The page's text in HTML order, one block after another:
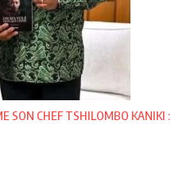
SON CHEF TSHILOMBO KANIKI :